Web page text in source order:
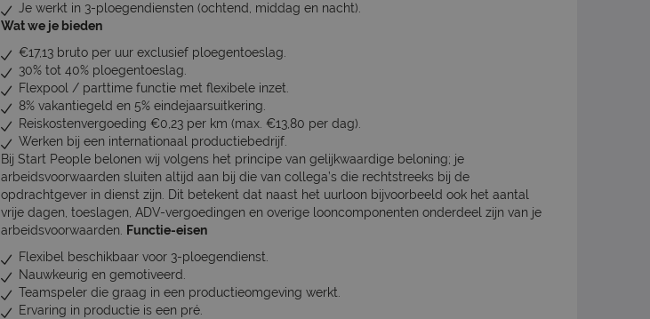
Je werkt in 3-ploegendiensten (ochtend, middag en nacht).
Wat we je bieden
€17,13 bruto per uur exclusief ploegentoeslag.
30% tot 40% ploegentoeslag.
Flexpool / parttime functie met flexibele inzet.
8% vakantiegeld en 5% eindejaarsuitkering.
Reiskostenvergoeding €0,23 per km (max. €13,80 per dag).
Werken bij een internationaal productiebedrijf.
Bij Start People belonen wij volgens het principe van gelijkwaardige beloning; je
arbeidsvoorwaarden sluiten altijd aan bij die van collega’s die rechtstreeks bij de
opdrachtgever in dienst zijn. Dit betekent dat naast het uurloon bijvoorbeeld ook het aantal
vrije dagen, toeslagen, ADV-vergoedingen en overige looncomponenten onderdeel zijn van je
arbeidsvoorwaarden. Functie-eisen
Flexibel beschikbaar voor 3-ploegendienst.
Nauwkeurig en gemotiveerd.
Teamspeler die graag in een productieomgeving werkt.
Ervaring in productie is een pré.